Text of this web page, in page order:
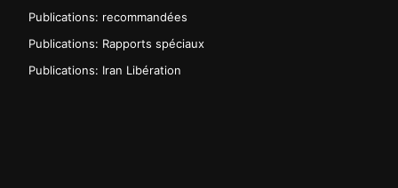
Publications: recommandées
Publications: Rapports spéciaux
Publications: Iran Libération